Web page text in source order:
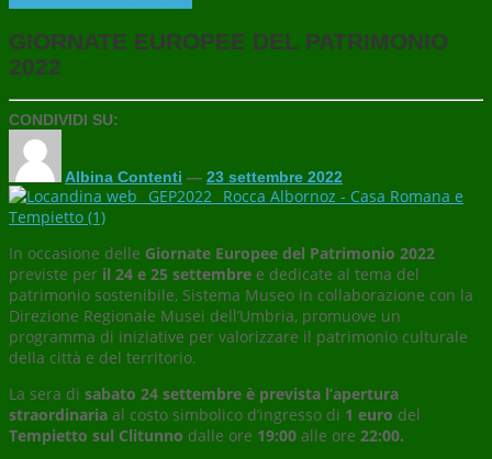
GIORNATE EUROPEE DEL PATRIMONIO
2022
CONDIVIDI SU:
Albina Contenti — 23 settembre 2022
In occasione delle Giornate Europee del Patrimonio 2022
previste per il 24 e 25 settembre e dedicate al tema del
patrimonio sostenibile, Sistema Museo in collaborazione con la
Direzione Regionale Musei dell’Umbria, promuove un
programma di iniziative per valorizzare il patrimonio culturale
della città e del territorio.
La sera di sabato 24 settembre è prevista l’apertura
straordinaria al costo simbolico d’ingresso di 1 euro del
Tempietto sul Clitunno dalle ore 19:00 alle ore 22:00.